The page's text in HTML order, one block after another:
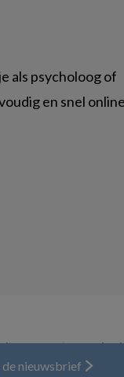
als psycholoog of
en snel online
& Learning,
nieuwsbrief